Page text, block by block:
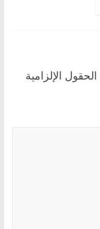
الحقول الإلزامية